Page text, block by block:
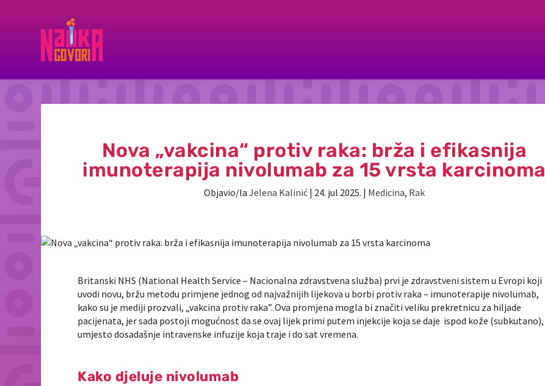
Nova „vakcina“ protiv raka: brža i efikasnija
imunoterapija nivolumab za 15 vrsta karcinoma
Objavio/la Jelena Kalinić| 24. jul 2025. | Medicina, Rak
Britanski NHS (National Health Service – Nacionalna zdravstvena služba) prvi je zdravstveni sistem u Evropi koji
uvodi novu, bržu metodu primjene jednog od najvažnijih lijekova u borbi protiv raka – imunoterapije nivolumab,
kako su je mediji prozvali, „vakcina protiv raka”. Ova promjena mogla bi značiti veliku prekretnicu za hiljade
pacijenata, jer sada postoji mogućnost da se ovaj lijek primi putem injekcije koja se daje ispod kože (subkutano),
umjesto dosadašnje intravenske infuzije koja traje i do sat vremena.
Kako djeluje nivolumab